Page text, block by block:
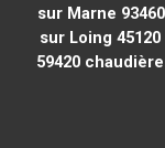
sur Marne 93460
sur Loing 45120
59420chaudière